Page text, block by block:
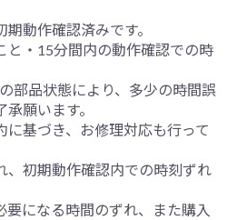
動作確認済みです。
と・15分間内の動作確認での時
部品状態により、多少の時間誤
願います。
に基づき、お修理対応も行って
初期動作確認内での時刻ずれ
になる時間のずれ、また購入